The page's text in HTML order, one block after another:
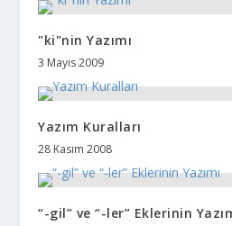
"ki"nin Yazımı
3 Mayıs 2009
Yazım Kuralları
28 Kasım 2008
“-gil” ve “-ler” Eklerinin